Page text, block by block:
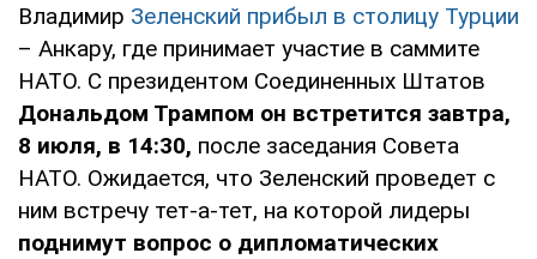
Владимир Зеленский прибыл в столицу Турции
– Анкару, где принимает участие в саммите
НАТО. С президентом Соединенных Штатов
Дональдом Трампом он встретится завтра,
8 июля, в 14:30, после заседания Совета
НАТО. Ожидается, что Зеленский проведет с
ним встречу тет-а-тет, на которой лидеры
поднимут вопрос о дипломатических